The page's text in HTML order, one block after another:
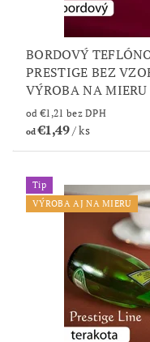
BORDOVÝ
PRESTIGE BEZ
VÝROBA NA MIERU
od €1,21 bez DPH
od€1,49/ ks
Tip
VÝROBA AJ NA MIERU